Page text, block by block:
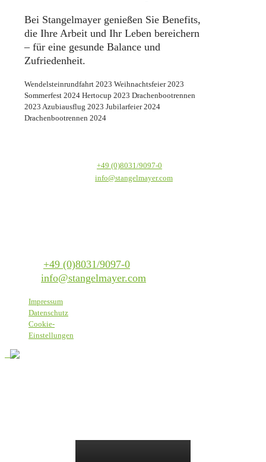
Bei Stangelmayer genießen Sie Benefits,
die Ihre Arbeit und Ihr Leben bereichern
– für eine gesunde Balance und
Zufriedenheit.
Wendelsteinrundfahrt 2023 Weihnachtsfeier 2023
Sommerfest 2024 Hertocup 2023 Drachenbootrennen
2023 Azubiausflug 2023 Jubilarfeier 2024
Drachenbootrennen 2024
+49 (0)8031/9097-0
info@stangelmayer.com
+49 (0)8031/9097-0
info@stangelmayer.com
Impressum
Datenschutz
Cookie-
Einstellungen